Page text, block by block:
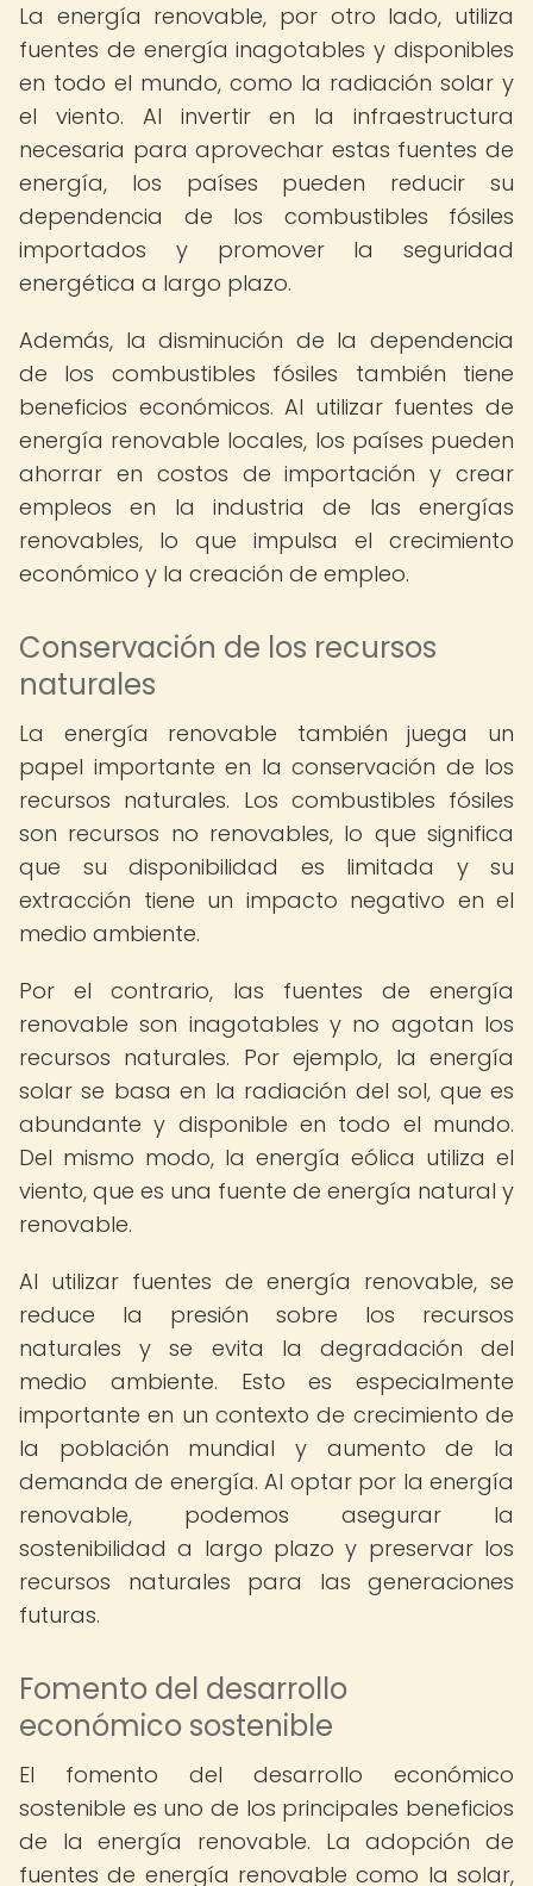
La energía renovable, por otro lado, utiliza
fuentes de energía inagotables y disponibles
en todo el mundo, como la radiación solar y
el viento. Al invertir en la infraestructura
necesaria para aprovechar estas fuentes de
energía, los países pueden reducir su
dependencia de los combustibles fósiles
importados y promover la seguridad
energética a largo plazo.
Además, la disminución de la dependencia
de los combustibles fósiles también tiene
beneficios económicos. Al utilizar fuentes de
energía renovable locales, los países pueden
ahorrar en costos de importación y crear
empleos en la industria de las energías
renovables, lo que impulsa el crecimiento
económico y la creación de empleo.
Conservación de los recursos
naturales
La energía renovable también juega un
papel importante en la conservación de los
recursos naturales. Los combustibles fósiles
son recursos no renovables, lo que significa
que su disponibilidad es limitada y su
extracción tiene un impacto negativo en el
medio ambiente.
Por el contrario, las fuentes de energía
renovable son inagotables y no agotan los
recursos naturales. Por ejemplo, la energía
solar se basa en la radiación del sol, que es
abundante y disponible en todo el mundo.
Del mismo modo, la energía eólica utiliza el
viento, que es una fuente de energía natural y
renovable.
Al utilizar fuentes de energía renovable, se
reduce la presión sobre los recursos
naturales y se evita la degradación del
medio ambiente. Esto es especialmente
importante en un contexto de crecimiento de
la población mundial y aumento de la
demanda de energía. Al optar por la energía
renovable, podemos asegurar la
sostenibilidad a largo plazo y preservar los
recursos naturales para las generaciones
futuras.
Fomento del desarrollo
económico sostenible
El fomento del desarrollo económico
sostenible es uno de los principales beneficios
de la energía renovable. La adopción de
fuentes de energía renovable como la solar,